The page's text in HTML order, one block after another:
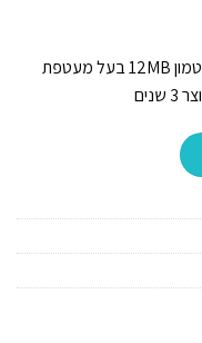
מעבד i5-10600K מחברת Intel עם זכרון מטמון 12MB בעל מעטפת